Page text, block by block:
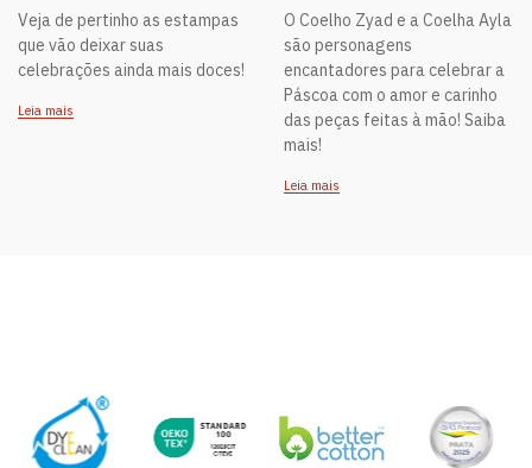
Veja de pertinho as estampas
que vão deixar suas
celebrações ainda mais doces!
Leia mais
O Coelho Zyad e a Coelha Ayla
são personagens
encantadores para celebrar a
Páscoa com o amor e carinho
das peças feitas à mão! Saiba
mais!
Leia mais